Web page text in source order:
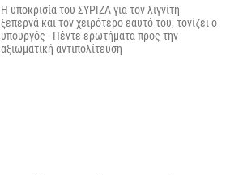
Η υποκρισία του ΣΥΡΙΖΑ για τον λιγνίτη
ξεπερνά και τον χειρότερο εαυτό του, τονίζει ο
υπουργός - Πέντε ερωτήματα προς την
αξιωματική αντιπολίτευση